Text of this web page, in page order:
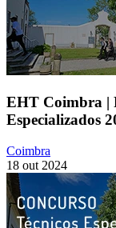
EHT Coimbra |
Especializados
Coimbra
18 out 2024